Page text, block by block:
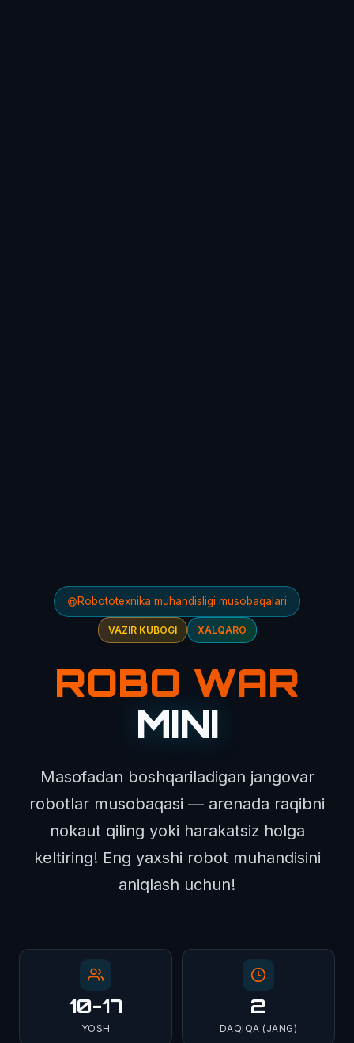
Robototexnika muhandisligi musobaqalari
VAZIR KUBOGI XALQARO
ROBO WAR
MINI
Masofadan boshqariladigan jangovar
robotlar musobaqasi — arenada raqibni
nokaut qiling yoki harakatsiz holga
keltiring! Eng yaxshi robot muhandisini
aniqlash uchun!
10-17
YOSH
2
DAQIQA (JANG)